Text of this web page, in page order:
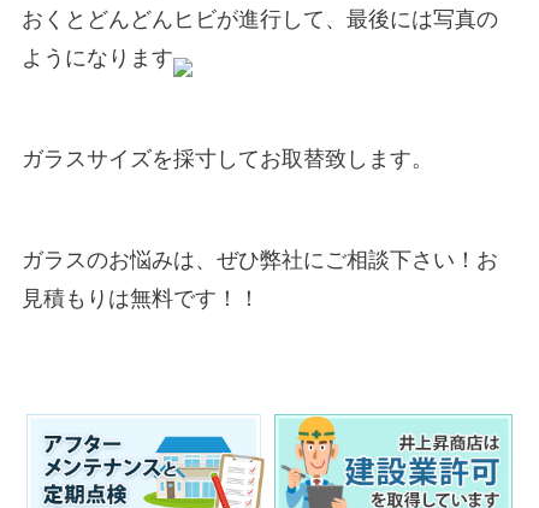
おくとどんどんヒビが進行して、最後には写真の
ようになります
ガラスサイズを採寸してお取替致します。
ガラスのお悩みは、ぜひ弊社にご相談下さい！お
見積もりは無料です！！